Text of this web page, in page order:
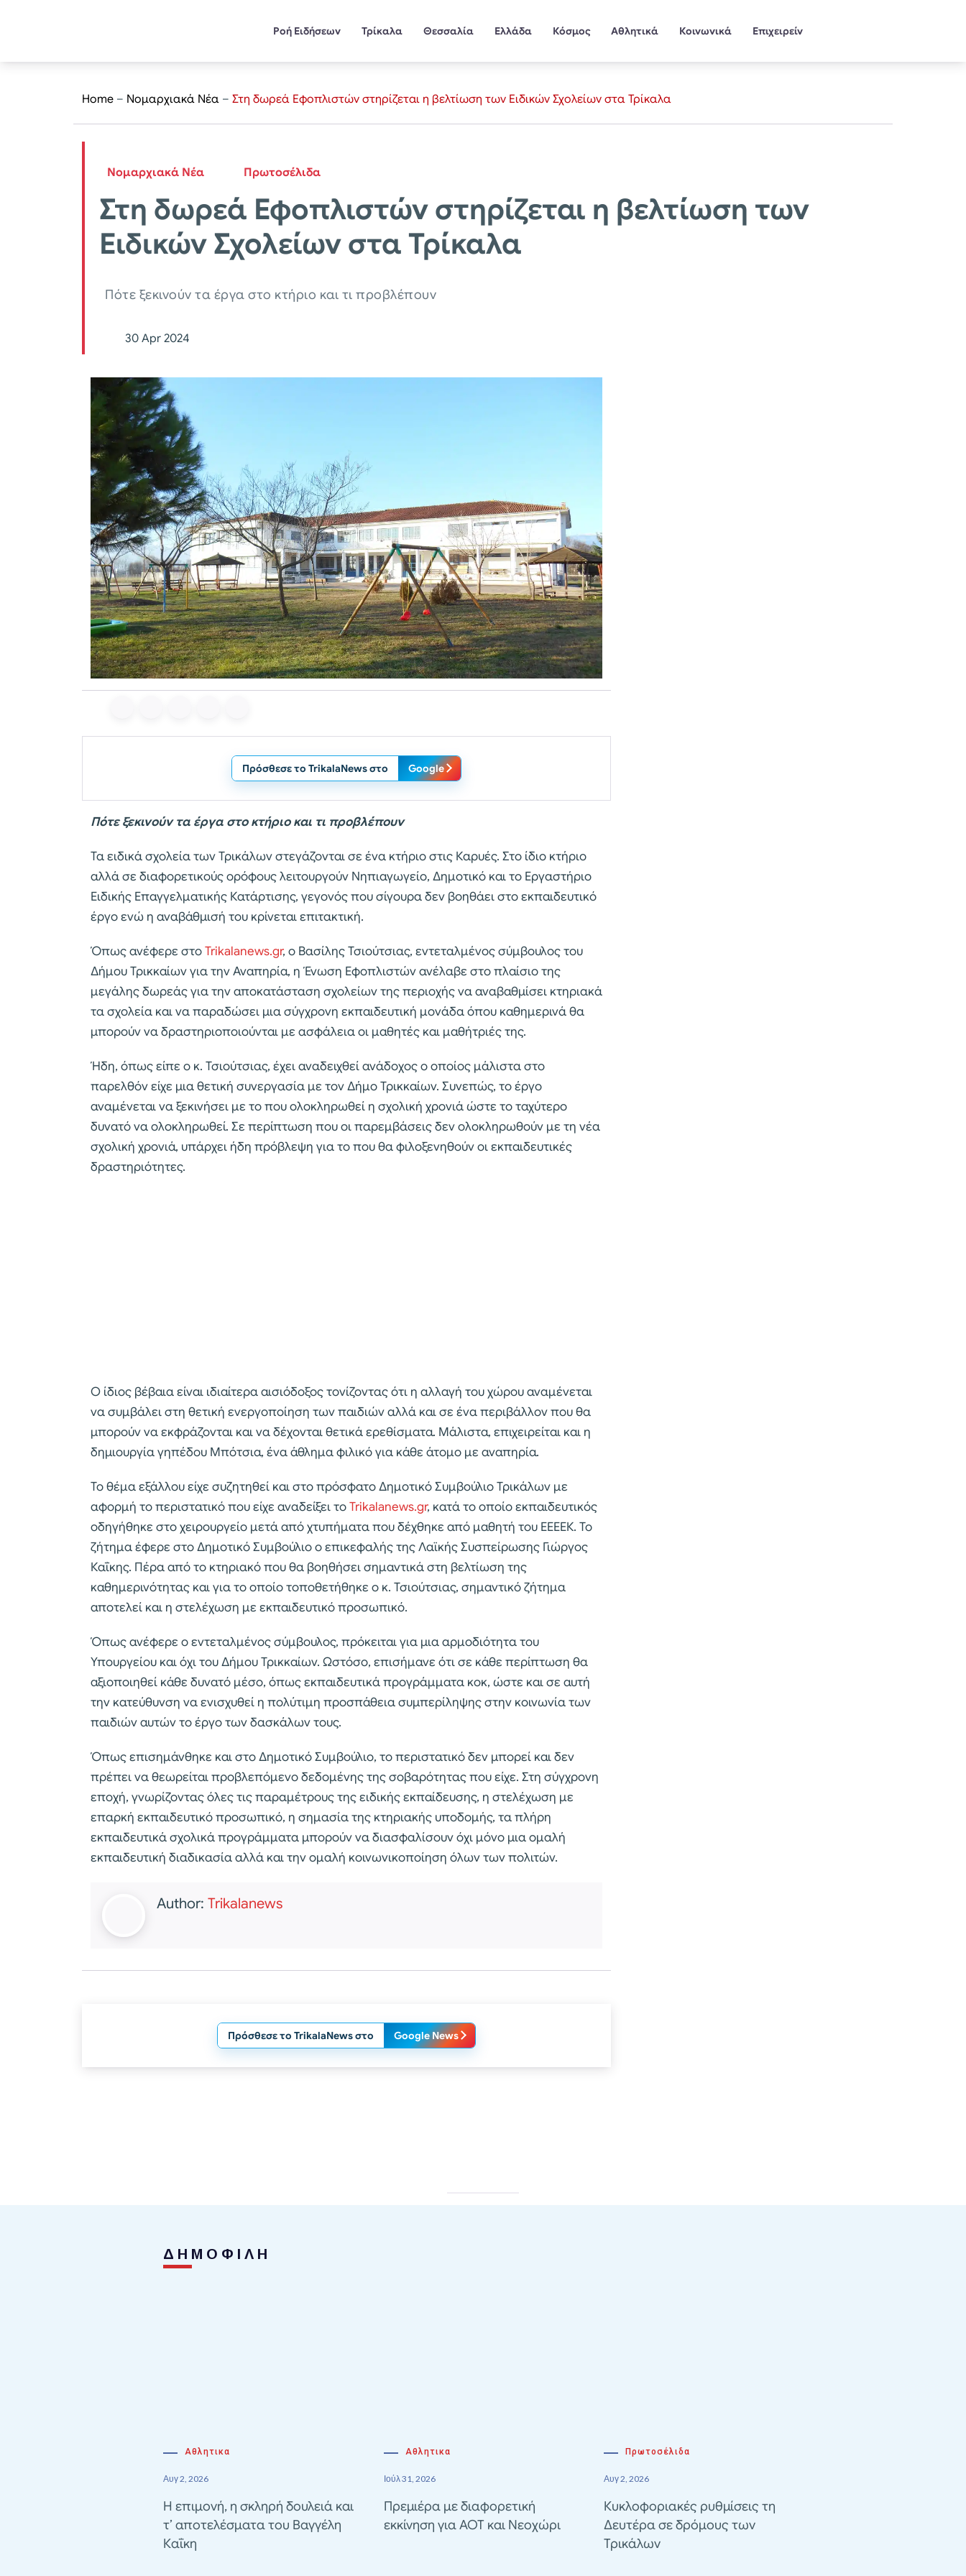
Ροή Ειδήσεων Τρίκαλα Θεσσαλία Ελλάδα Κόσμος Αθλητικά Κοινωνικά Επιχειρείν
Home – Νομαρχιακά Νέα – Στη δωρεά Εφοπλιστών στηρίζεται η βελτίωση των Ειδικών Σχολείων στα Τρίκαλα
Νομαρχιακά Νέα Πρωτοσέλιδα
Στη δωρεά Εφοπλιστών στηρίζεται η βελτίωση των
Ειδικών Σχολείων στα Τρίκαλα
Πότε ξεκινούν τα έργα στο κτήριο και τι προβλέπουν
30 Apr 2024
Πρόσθεσε το TrikalaNews στο Google
Πότε ξεκινούν τα έργα στο κτήριο και τι προβλέπουν
Τα ειδικά σχολεία των Τρικάλων στεγάζονται σε ένα κτήριο στις Καρυές. Στο ίδιο κτήριο
αλλά σε διαφορετικούς ορόφους λειτουργούν Νηπιαγωγείο, Δημοτικό και το Εργαστήριο
Ειδικής Επαγγελματικής Κατάρτισης, γεγονός που σίγουρα δεν βοηθάει στο εκπαιδευτικό
έργο ενώ η αναβάθμισή του κρίνεται επιτακτική.
Όπως ανέφερε στοTrikalanews.gr, ο Βασίλης Τσιούτσιας, εντεταλμένος σύμβουλος του
Δήμου Τρικκαίων για την Αναπηρία, η Ένωση Εφοπλιστών ανέλαβε στο πλαίσιο της
μεγάλης δωρεάς για την αποκατάσταση σχολείων της περιοχής να αναβαθμίσει κτηριακά
τα σχολεία και να παραδώσει μια σύγχρονη εκπαιδευτική μονάδα όπου καθημερινά θα
μπορούν να δραστηριοποιούνται με ασφάλεια οι μαθητές και μαθήτριές της.
Ήδη, όπως είπε ο κ. Τσιούτσιας, έχει αναδειχθεί ανάδοχος ο οποίος μάλιστα στο
παρελθόν είχε μια θετική συνεργασία με τον Δήμο Τρικκαίων. Συνεπώς, το έργο
αναμένεται να ξεκινήσει με το που ολοκληρωθεί η σχολική χρονιά ώστε το ταχύτερο
δυνατό να ολοκληρωθεί. Σε περίπτωση που οι παρεμβάσεις δεν ολοκληρωθούν με τη νέα
σχολική χρονιά, υπάρχει ήδη πρόβλεψη για το που θα φιλοξενηθούν οι εκπαιδευτικές
δραστηριότητες.
Ο ίδιος βέβαια είναι ιδιαίτερα αισιόδοξος τονίζοντας ότι η αλλαγή του χώρου αναμένεται
να συμβάλει στη θετική ενεργοποίηση των παιδιών αλλά και σε ένα περιβάλλον που θα
μπορούν να εκφράζονται και να δέχονται θετικά ερεθίσματα. Μάλιστα, επιχειρείται και η
δημιουργία γηπέδου Μπότσια, ένα άθλημα φιλικό για κάθε άτομο με αναπηρία.
Το θέμα εξάλλου είχε συζητηθεί και στο πρόσφατο Δημοτικό Συμβούλιο Τρικάλων με
αφορμή το περιστατικό που είχε αναδείξει τοTrikalanews.gr, κατά το οποίο εκπαιδευτικός
οδηγήθηκε στο χειρουργείο μετά από χτυπήματα που δέχθηκε από μαθητή του ΕΕΕΕΚ. Το
ζήτημα έφερε στο Δημοτικό Συμβούλιο ο επικεφαλής της Λαϊκής Συσπείρωσης Γιώργος
Καΐκης. Πέρα από το κτηριακό που θα βοηθήσει σημαντικά στη βελτίωση της
καθημερινότητας και για το οποίο τοποθετήθηκε ο κ. Τσιούτσιας, σημαντικό ζήτημα
αποτελεί και η στελέχωση με εκπαιδευτικό προσωπικό.
Όπως ανέφερε ο εντεταλμένος σύμβουλος, πρόκειται για μια αρμοδιότητα του
Υπουργείου και όχι του Δήμου Τρικκαίων. Ωστόσο, επισήμανε ότι σε κάθε περίπτωση θα
αξιοποιηθεί κάθε δυνατό μέσο, όπως εκπαιδευτικά προγράμματα κοκ, ώστε και σε αυτή
την κατεύθυνση να ενισχυθεί η πολύτιμη προσπάθεια συμπερίληψης στην κοινωνία των
παιδιών αυτών το έργο των δασκάλων τους.
Όπως επισημάνθηκε και στο Δημοτικό Συμβούλιο, το περιστατικό δεν μπορεί και δεν
πρέπει να θεωρείται προβλεπόμενο δεδομένης της σοβαρότητας που είχε. Στη σύγχρονη
εποχή, γνωρίζοντας όλες τις παραμέτρους της ειδικής εκπαίδευσης, η στελέχωση με
επαρκή εκπαιδευτικό προσωπικό, η σημασία της κτηριακής υποδομής, τα πλήρη
εκπαιδευτικά σχολικά προγράμματα μπορούν να διασφαλίσουν όχι μόνο μια ομαλή
εκπαιδευτική διαδικασία αλλά και την ομαλή κοινωνικοποίηση όλων των πολιτών.
Author: Trikalanews
Πρόσθεσε το TrikalaNews στο Google News
ΔΗΜΟΦΙΛΗ
Αθλητικα
Αυγ 2, 2026
Η επιμονή, η σκληρή δουλειά και
τ’ αποτελέσματα του Βαγγέλη
Καΐκη
Αθλητικα
Ιούλ 31, 2026
Πρεμιέρα με διαφορετική
εκκίνηση για ΑΟΤ και Νεοχώρι
Πρωτοσέλιδα
Αυγ 2, 2026
Κυκλοφοριακές ρυθμίσεις τη
Δευτέρα σε δρόμους των
Τρικάλων